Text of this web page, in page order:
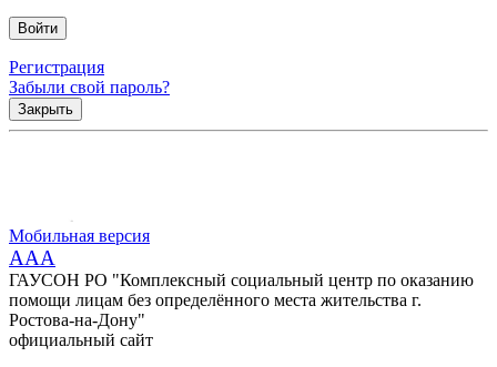
Регистрация
Забыли свой пароль?
Закрыть
Мобильная версия
AAA
ГАУСОН РО "Комплексный социальный центр по оказанию
помощи лицам без определённого места жительства г.
Ростова-на-Дону"
официальный сайт